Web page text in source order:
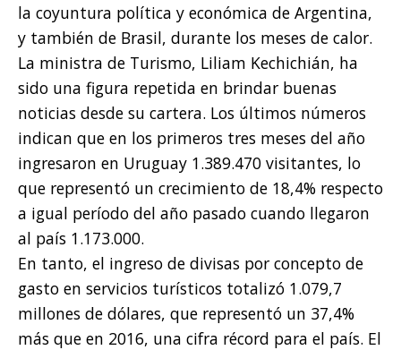
la coyuntura política y económica de Argentina,
y también de Brasil, durante los meses de calor.
La ministra de Turismo, Liliam Kechichián, ha
sido una figura repetida en brindar buenas
noticias desde su cartera. Los últimos números
indican que en los primeros tres meses del año
ingresaron en Uruguay 1.389.470 visitantes, lo
que representó un crecimiento de 18,4% respecto
a igual período del año pasado cuando llegaron
al país 1.173.000.
En tanto, el ingreso de divisas por concepto de
gasto en servicios turísticos totalizó 1.079,7
millones de dólares, que representó un 37,4%
más que en 2016, una cifra récord para el país. El